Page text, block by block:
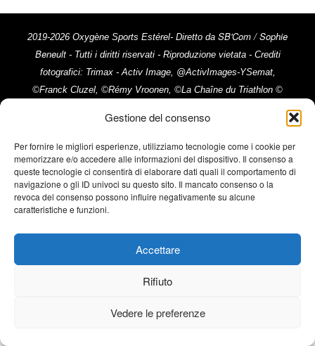
Gestione del consenso
Per fornire le migliori esperienze, utilizziamo tecnologie come i cookie per
memorizzare e/o accedere alle informazioni del dispositivo. Il consenso a
queste tecnologie ci consentirà di elaborare dati quali il comportamento di
navigazione o gli ID univoci su questo sito. Il mancato consenso o la
revoca del consenso possono influire negativamente su alcune
caratteristiche e funzioni.
Accettare
Rifiuto
Vedere le preferenze
2019-2026 Oxygène Sports Estérel- Diretto da SB'Com / Sophie
Beneult- Tutti i diritti riservati - Riproduzione vietata - Crediti
fotografici: Trimax - Activ Image, @ActivImages-YSemat,
©Franck Cluzel, ©Rémy Vroonen, ©La Chaîne du Triathlon ©